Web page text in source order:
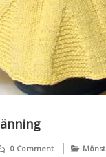
0 Comment